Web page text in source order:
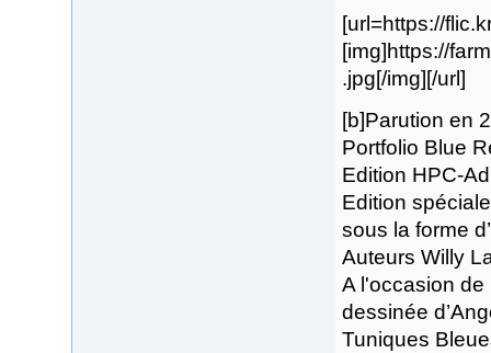
[url=https://
[img]https://
.jpg[/img][/url]
[b]Parution en
Portfolio Blue
Edition HPC-
Edition
sous la forme
Auteurs Willy
A l'occasion de
dessinée
Tuniques